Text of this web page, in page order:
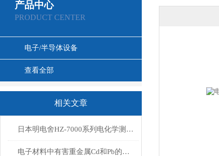
产品中心
PRODUCT CENTER
电子/半导体设备
查看全部
相关文章
日本明电舍HZ-7000系列电化学测量系统：高精度工业与科研解决方案
电子材料中有害重金属Cd和Pb的分析案例